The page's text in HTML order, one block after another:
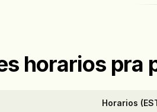
horarios pra
Horarios